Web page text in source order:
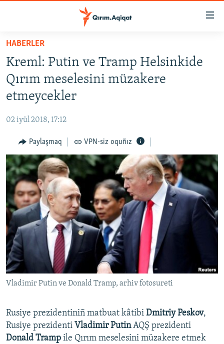
Esas
qaytmaq
Baş
navigatsiyağa
qaytmaq
Qıdıruvğa
qaytmaq
HABERLER
İQTİSADİYAT
MEDENİYET
İNSAN AQLARI
VİDEO
SÜRET
BLOGLAR
FİKİR
Русский
Українською
QOŞULIÑIZ!
RFE/RS bütün saytları
HABERLER
Kreml: Putin ve Tramp Helsinkide
Qırım meselesini müzakere
etmeycekler
02 iyül 2018, 17:12
Paylaşmaq VPN-siz oquñız
Vladimir Putin ve Donald Tramp, arhiv fotosureti
Rusiye prezidentiniñ matbuat kâtibi Dmitriy Peskov,
Rusiye prezidenti Vladimir PutinAQŞ prezidenti
Donald Tramp ile Qırım meselesini müzakere etmek